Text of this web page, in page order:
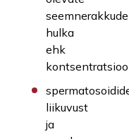
seemnerakkude
hulka
ehk
liikuvust
ja